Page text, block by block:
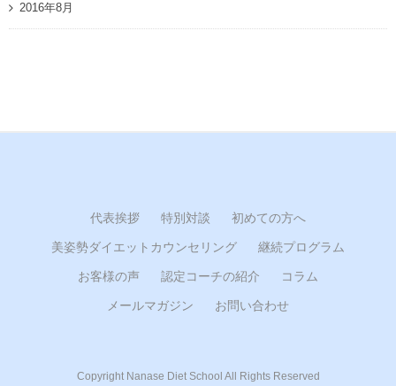
2016年8月
代表挨拶 特別対談 初めての方へ
美姿勢ダイエットカウンセリング 継続プログラム
お客様の声 認定コーチの紹介 コラム
メールマガジン お問い合わせ
Copyright Nanase Diet School All Rights Reserved